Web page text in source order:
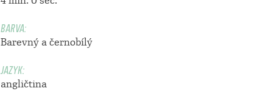
BARVA:
Barevný a černobílý
JAZYK:
angličtina